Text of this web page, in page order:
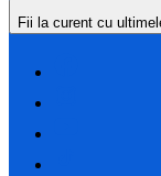
Fii la curent cu